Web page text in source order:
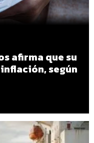
afirma que su
según